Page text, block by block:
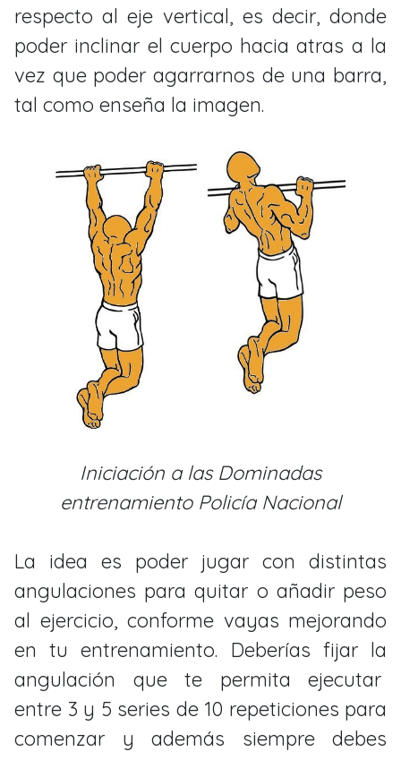
respecto al eje vertical, es decir, donde
poder inclinar el cuerpo hacia atras a la
vez que poder agarrarnos de una barra,
tal como enseña la imagen.
Iniciación a las Dominadas
entrenamiento Policía Nacional
La idea es poder jugar con distintas
angulaciones para quitar o añadir peso
al ejercicio, conforme vayas mejorando
en tu entrenamiento. Deberías fijar la
angulación que te permita ejecutar
entre 3 y 5 series de 10 repeticiones para
comenzar y además siempre debes